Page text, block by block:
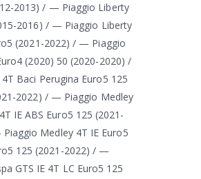
2013) / — Piaggio Liberty
2016) / — Piaggio Liberty
(2021-2022) / — Piaggio
(2020) 50 (2020-2020) /
Baci Perugina Euro5 125
2022) / — Piaggio Medley
IE ABS Euro5 125 (2021-
Medley 4T IE Euro5
125 (2021-2022) / —
GTS IE 4T LC Euro5 125